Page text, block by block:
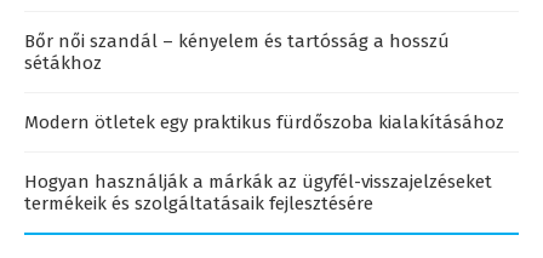
Bőr női szandál – kényelem és tartósság a hosszú
sétákhoz
Modern ötletek egy praktikus fürdőszoba kialakításához
Hogyan használják a márkák az ügyfél-visszajelzéseket
termékeik és szolgáltatásaik fejlesztésére